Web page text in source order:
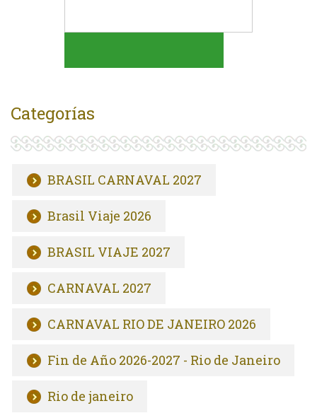
Categorías
BRASIL CARNAVAL 2027
Brasil Viaje 2026
BRASIL VIAJE 2027
CARNAVAL 2027
CARNAVAL RIO DE JANEIRO 2026
Fin de Año 2026-2027 - Rio de Janeiro
Rio de janeiro